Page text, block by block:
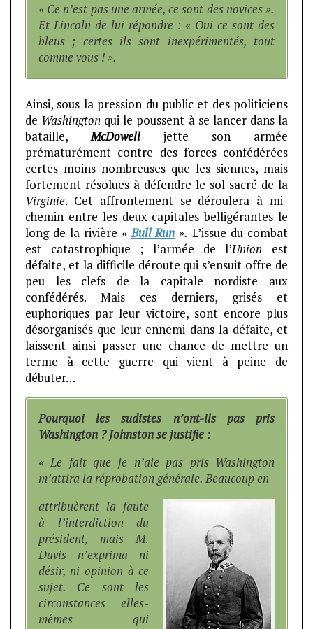
« Ce n’est pas une armée, ce sont des novices ».
Et Lincoln de lui répondre : « Oui ce sont des
bleus ; certes ils sont inexpérimentés, tout
comme vous ! ».
Ainsi, sous la pression du public et des politiciens
de Washington qui le poussent à se lancer dans la
bataille,McDowelljette son armée
prématurément contre des forces confédérées
certes moins nombreuses que les siennes, mais
fortement résolues à défendre le sol sacré de la
Virginie. Cet affrontement se déroulera à mi-
chemin entre les deux capitales belligérantes le
long de la rivière «Bull Run ». L’issue du combat
est catastrophique ; l’armée de l’Union est
défaite, et la difficile déroute qui s’ensuit offre de
peu les clefs de la capitale nordiste aux
confédérés. Mais ces derniers, grisés et
euphoriques par leur victoire, sont encore plus
désorganisés que leur ennemi dans la défaite, et
laissent ainsi passer une chance de mettre un
terme à cette guerre qui vient à peine de
débuter…
Pourquoi les sudistes n’ont-ils pas pris
Washington ? Johnston se justifie :
« Le fait que je n’aie pas pris Washington
m’attira la réprobation générale. Beaucoup en
attribuèrent la faute
à l’interdiction du
président, mais M.
Davis n’exprima ni
désir, ni opinion à ce
sujet. Ce sont les
circonstances elles-
mêmes qui